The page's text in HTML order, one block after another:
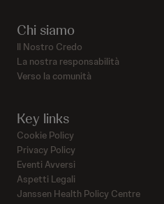
Chi siamo
Il Nostro Credo
La nostra responsabilità
Verso la comunità
Key links
Cookie Policy
Privacy Policy
Eventi Avversi
Aspetti Legali
Janssen Health Policy Centre